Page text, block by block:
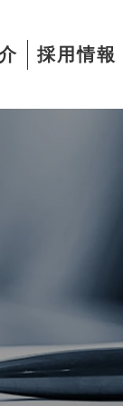
採用情報